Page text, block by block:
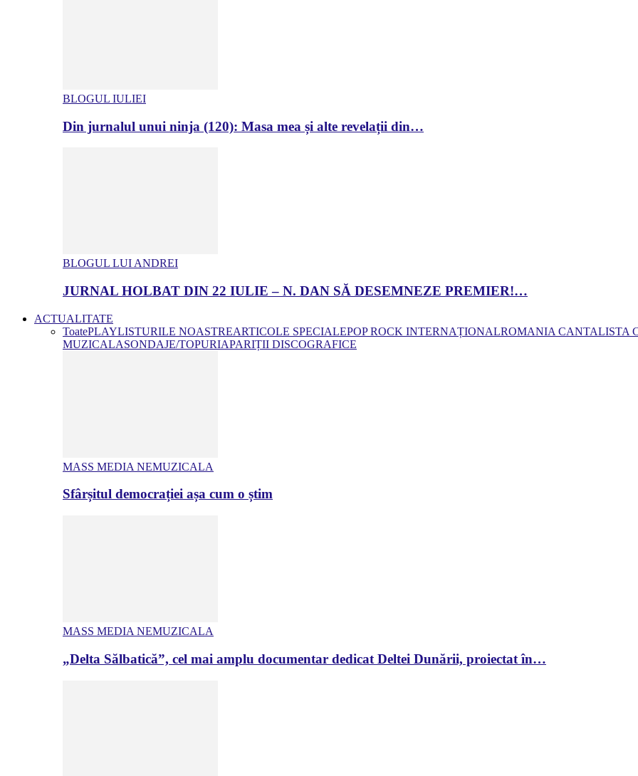
BLOGUL IULIEI
Din jurnalul unui ninja (120): Masa mea și alte revelații din…
BLOGUL LUI ANDREI
JURNAL HOLBAT DIN 22 IULIE – N. DAN SĂ DESEMNEZE PREMIER!…
ACTUALITATE
ToatePLAYLISTURILE NOASTREARTICOLE SPECIALEPOP ROCK INTERNAȚIONALROMANIA CANTALISTA
MUZICALASONDAJE/TOPURIAPARIȚII DISCOGRAFICE
MASS MEDIA NEMUZICALA
Sfârșitul democrației așa cum o știm
MASS MEDIA NEMUZICALA
„Delta Sălbatică”, cel mai amplu documentar dedicat Deltei Dunării, proiectat în…